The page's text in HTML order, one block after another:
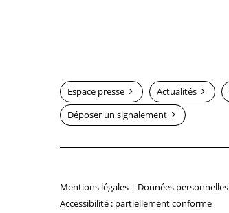
Espace presse Actualités
Déposer un signalement
Mentions légales | Données personnelles
Accessibilité : partiellement conforme